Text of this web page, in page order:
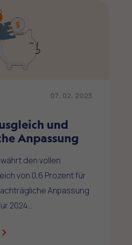
07. 02. 2025
und
Anpassung
den vollen
von 0,6 Prozent für
Anpassung
2024…